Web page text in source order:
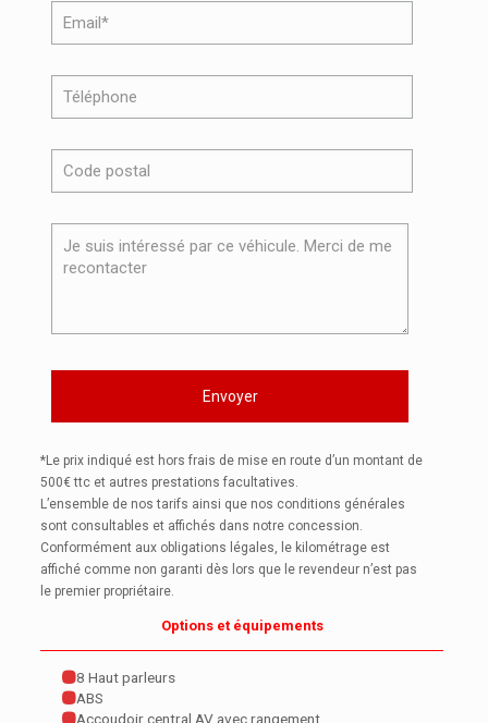
*Le prix indiqué est hors frais de mise en route d’un montant de
500€ ttc et autres prestations facultatives.
L’ensemble de nos tarifs ainsi que nos conditions générales
sont consultables et affichés dans notre concession.
Conformément aux obligations légales, le kilométrage est
affiché comme non garanti dès lors que le revendeur n’est pas
le premier propriétaire.
Options et équipements
8 Haut parleurs
ABS
Accoudoir central AV avec rangement